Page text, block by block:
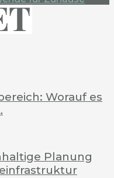
Worauf es
Planung